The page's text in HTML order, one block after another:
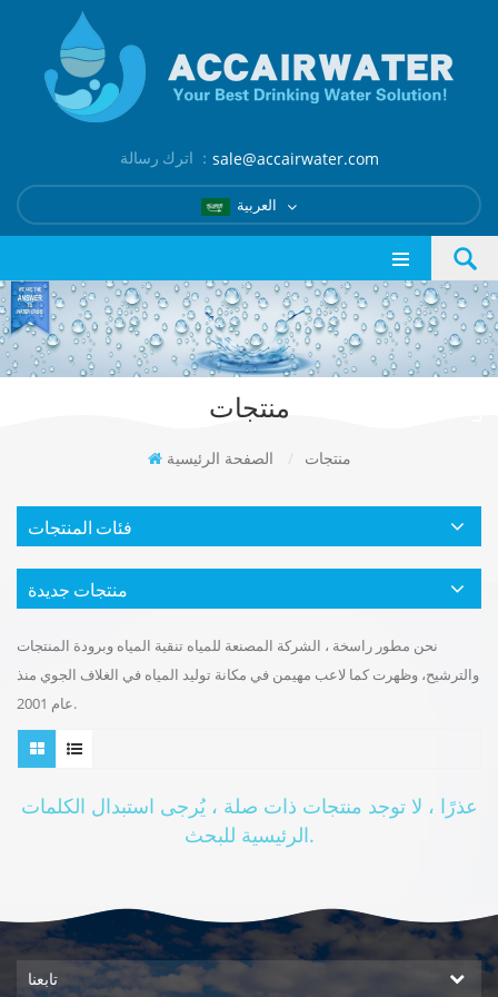
اترك رسالة ： sale@accairwater.com
منتجات
الصفحة الرئيسية / منتجات
فئات المنتجات
منتجات جديدة
نحن مطور راسخة ، الشركة المصنعة للمياه تنقية المياه وبرودة المنتجات
والترشيح، وظهرت كما لاعب مهيمن في مكانة توليد المياه في الغلاف الجوي منذ
عام 2001.
عذرًا ، لا توجد منتجات ذات صلة ، يُرجى استبدال الكلمات
الرئيسية للبحث.
تابعنا